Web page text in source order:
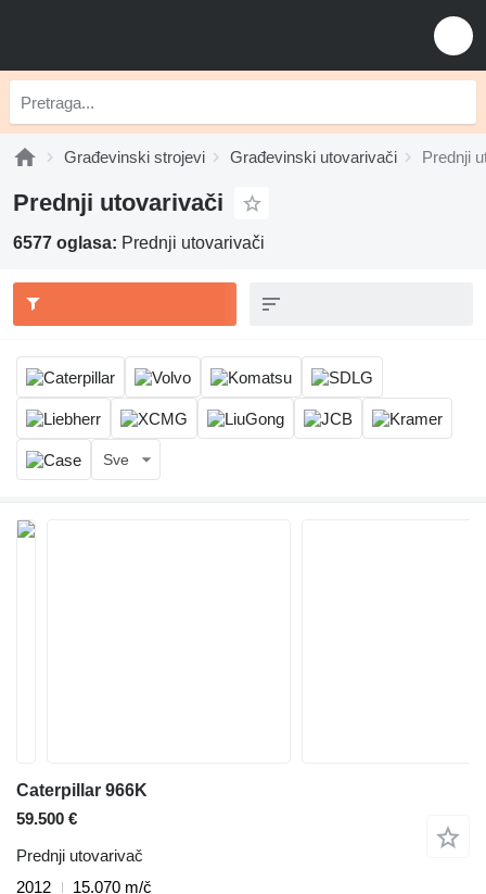
Građevinski strojevi Građevinski utovarivači Prednji
Prednji utovarivači
6577 oglasa: Prednji utovarivači
Sve
Caterpillar 966K
59.500 €
Prednji utovarivač
2012
15.070 m/č